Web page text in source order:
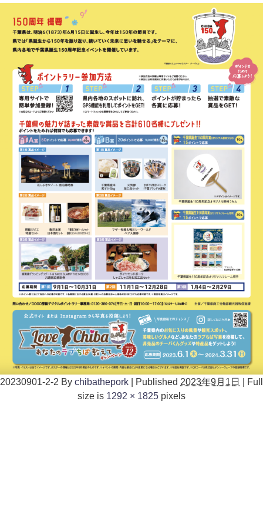
20230901-2-2 By chibathepork Published 2023年9月1日
Full
size is 1292 × 1825 pixels